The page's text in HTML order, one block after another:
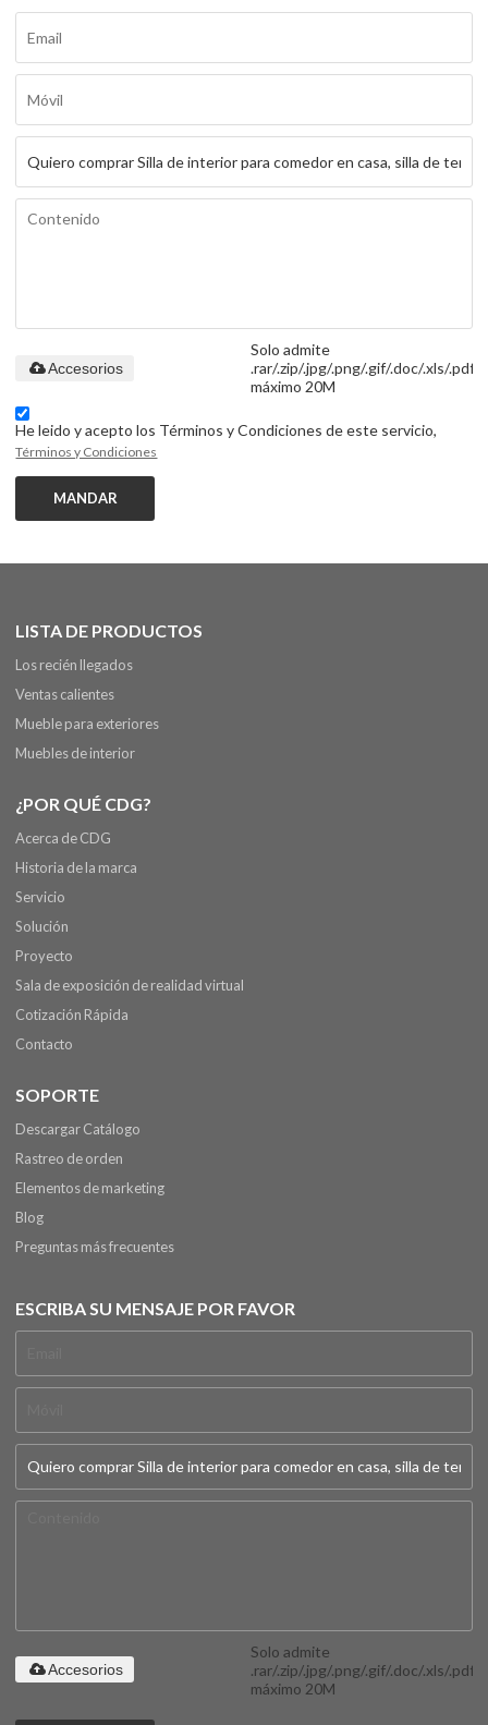
Solo admite
.rar/.zip/.jpg/.png/.gif/.doc/.xls/.pdf,
máximo 20M
Accesorios
He leido y acepto los Términos y Condiciones de este servicio,
Términos y Condiciones
MANDAR
LISTA DE PRODUCTOS
Los recién llegados
Ventas calientes
Mueble para exteriores
Muebles de interior
¿POR QUÉ CDG?
Acerca de CDG
Historia de la marca
Servicio
Solución
Proyecto
Sala de exposición de realidad virtual
Cotización Rápida
Contacto
SOPORTE
Descargar Catálogo
Rastreo de orden
Elementos de marketing
Blog
Preguntas más frecuentes
ESCRIBA SU MENSAJE POR FAVOR
Solo admite
.rar/.zip/.jpg/.png/.gif/.doc/.xls/.pdf,
máximo 20M
Accesorios